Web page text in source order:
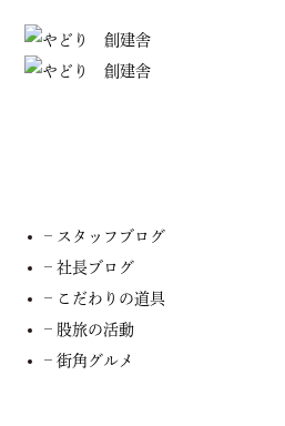
– スタッフブログ
– 社長ブログ
– こだわりの道具
– 股旅の活動
– 街角グルメ